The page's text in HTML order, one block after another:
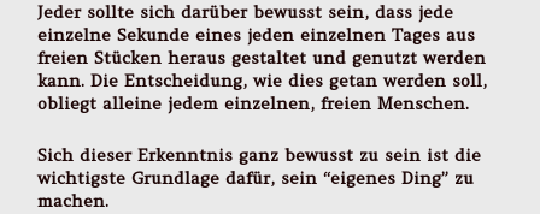
Jeder sollte sich darüber bewusst sein, dass jede
einzelne Sekunde eines jeden einzelnen Tages aus
freien Stücken heraus gestaltet und genutzt werden
kann. Die Entscheidung, wie dies getan werden soll,
obliegt alleine jedem einzelnen, freien Menschen.
Sich dieser Erkenntnis ganz bewusst zu sein ist die
wichtigste Grundlage dafür, sein “eigenes Ding” zu
machen.